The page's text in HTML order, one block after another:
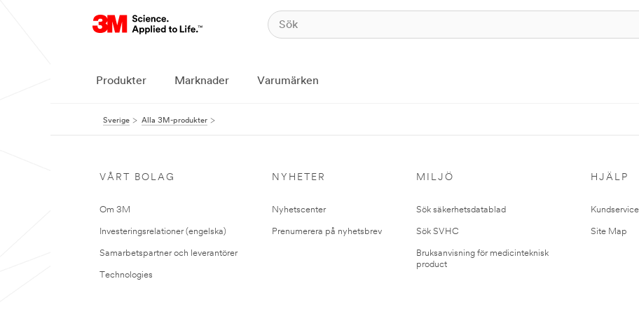
Produkter Marknader Varumärken
Sverige Alla 3M-produkter
VÅRT BOLAG
Om 3M
Investeringsrelationer (engelska)
Samarbetspartner och leverantörer
Technologies
NYHETER
Nyhetscenter
Prenumerera på nyhetsbrev
MILJÖ
Sök säkerhetsdatablad
Sök SVHC
Bruksanvisning för medicinteknisk
product
HJÄLP
Kundservice
Site Map